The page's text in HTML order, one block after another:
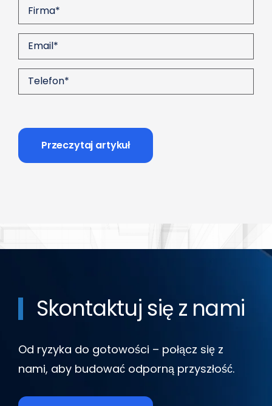
Przeczytaj artykuł
Skontaktuj się z nami
Od ryzyka do gotowości – połącz się z
nami, aby budować odporną przyszłość.